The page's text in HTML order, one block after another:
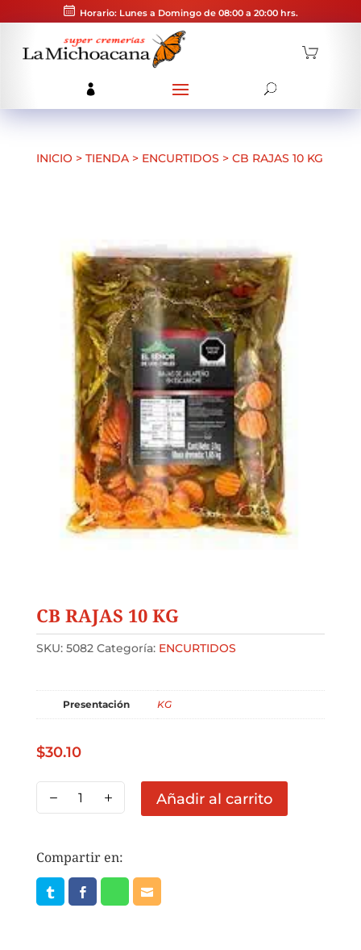
Horario: Lunes a Domingo de 08:00 a 20:00 hrs.
INICIO > TIENDA> ENCURTIDOS > CB RAJAS 10 KG
CB RAJAS 10 KG
SKU: 5082 Categoría: ENCURTIDOS
Presentación KG
$30.10
RAJAS
cantidad
Añadir al carrito
Compartir en: